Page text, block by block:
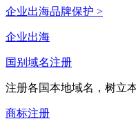
企业出海品牌保护 >
企业出海
国别域名注册
注册各国本地域名，树立
商标注册